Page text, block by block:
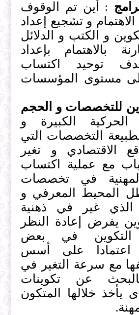
: أين تم الوقوف
و تشجيع إعداد
و الكتب و الدلائل
بالاهتمام بإعداد
توحيد اكتساب
مستوى المؤسسات
للتخصصات و الحجم
الكبيرة و
التخصصات التي
الاقتصادي و تغير
مع عملية اكتساب
المهنية في تخصصات
المحيط المعرفي و
الذي غير في ذهنية
يفرض إعادة النظر
في بعض
اعتمادا على أسس
مع سرعة التغير في
بالبحث عن تكوينات
يأخذ خلالها المتكون